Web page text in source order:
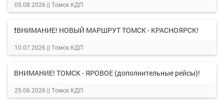
05.08.2026 || Томск КДП
❗ВНИМАНИЕ! НОВЫЙ МАРШРУТ ТОМСК - КРАСНОЯРСК!
10.07.2026 || Томск КДП
ВНИМАНИЕ! ТОМСК - ЯРОВОЕ (дополнительные рейсы)!
25.06.2026 || Томск КДП